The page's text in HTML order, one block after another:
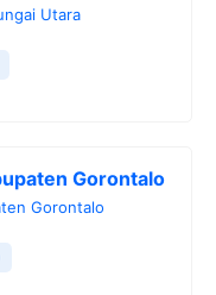
Utara
Gorontalo
Gorontalo